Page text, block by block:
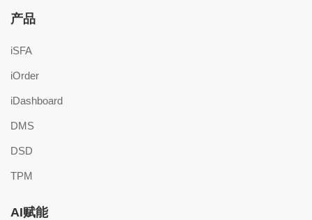
产品
iSFA
iOrder
iDashboard
DMS
DSD
TPM
AI赋能